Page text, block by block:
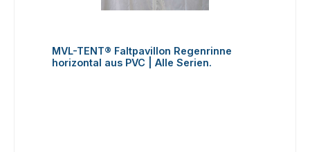
MVL-TENT® Faltpavillon Regenrinne
horizontal aus PVC | Alle Serien.